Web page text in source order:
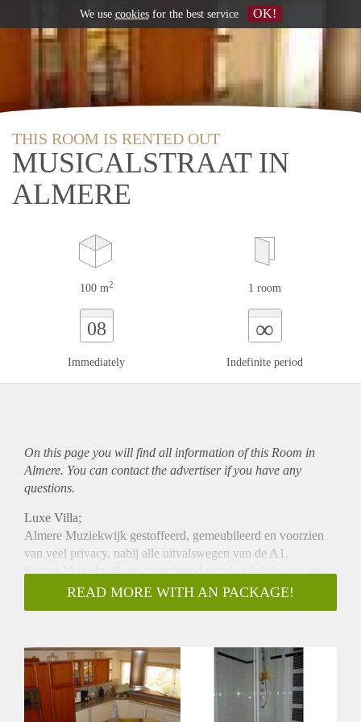
THIS ROOM IS RENTED OUT
MUSICALSTRAAT IN
ALMERE
100 m2 1 room
08
Immediately
∞
Indefinite period
On this page you will find all information of this Room in
Almere. You can contact the advertiser if you have any
questions.
Luxe Villa;
Almere Muziekwijk gestoffeerd, gemeubileerd en voorzien
van veel privacy, nabij alle uitvalswegen van de A1.
Station Muziekwijk op loopafstand net als winkels, bos en
sport accomodaties.
Parkeren gratis voor de deur.
(woonkamer: volledig meubilair, woonkeuken: voorzien van
alle inbouwapparaturen en utility room met wasmachine) tuin
met veel privacy.
Gratis parkeren voor de deur
READ MORE WITH AN PACKAGE!
We use cookiesfor the best service OK!